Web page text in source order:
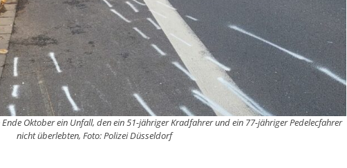
Oktober ein Unfall, den ein 51-jähriger Kradfahrer und ein 77-jähriger Pedelecfahrer
nicht überlebten, Foto: Polizei Düsseldorf